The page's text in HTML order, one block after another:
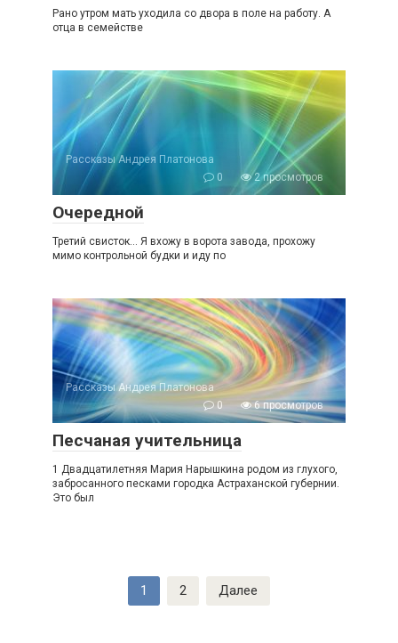
Рано утром мать уходила со двора в поле на работу. А
отца в семействе
Рассказы Андрея Платонова
0
2 просмотров
Очередной
Третий свисток… Я вхожу в ворота завода, прохожу
мимо контрольной будки и иду по
Рассказы Андрея Платонова
0
6 просмотров
Песчаная учительница
1 Двадцатилетняя Мария Нарышкина родом из глухого,
забросанного песками городка Астраханской губернии.
Это был
1 2 Далее